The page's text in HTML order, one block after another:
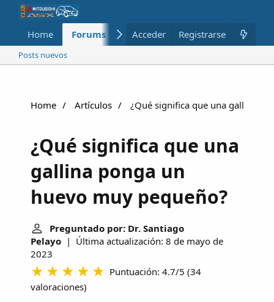
Home Forums Nuevo Miembros
Acceder Registrarse
Posts nuevos
Home Artículos ¿Qué significa que una gallina
¿Qué significa que una
gallina ponga un
huevo muy pequeño?
Preguntado por: Dr. Santiago
Pelayo | Última actualización: 8 de mayo de
2023
Puntuación: 4.7/5 (34
valoraciones)